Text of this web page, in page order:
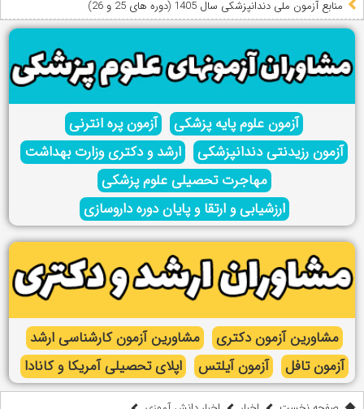
ﻣﻨﺎﺑﻊ آزﻣﻮن ﻣﻠﯽ دندانپزشکی سال 1405 (دوره های 25 و 26)
آزمون علوم پایه پزشکی
آزمون پره انترنی
آزمون رزیدنتی دندانپزشکی
ارشد و دکتری وزارت بهداشت
مهاجرت تحصیلی علوم پزشکی
ارزشیابی و ارتقا و پایان دوره داروسازی
مشاورین آزمون دکتری
مشاورین آزمون کارشناسی ارشد
آزمون تافل
آزمون آیلتس اپلای تحصیلی آمریکا و کانادا